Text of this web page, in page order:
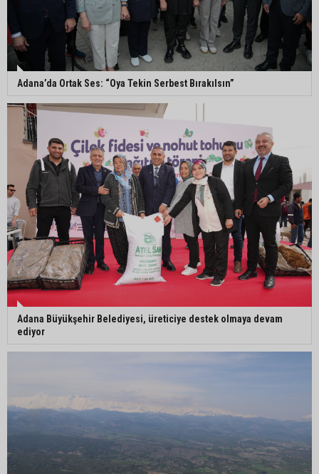
5. Yunusoğlu Futbol Turnuvası’nda final heyecanı
Ceyhan’da Necdet Sevinç Parkı’nda bakım
çalışması
Orhan Bayram’dan AK Parti’ye Yüreğir çıkışı:
“Bizim belediye meclis üyelerimize ne yaptınız?
Siz önce onu anlatın”
Adana’da Ortak Ses: “Oya Tekin Serbest Bırakılsın”
Adana Büyükşehir Belediyesi, üreticiye destek olmaya devam
ediyor